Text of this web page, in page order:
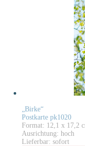
„Birke“
Postkarte pk1020
Format: 12,1 x 17,2
Ausrichtung: hoch
Lieferbar: sofort